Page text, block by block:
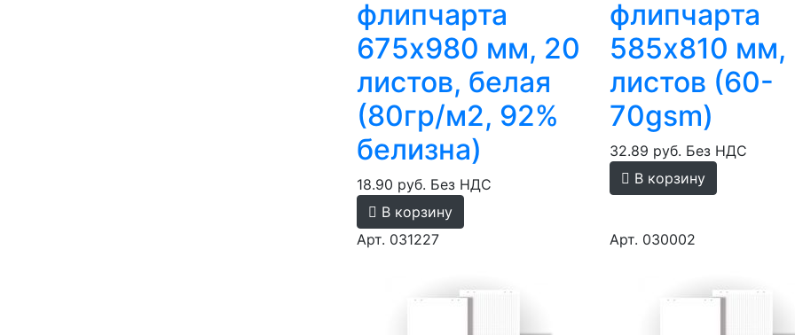
флипчарта
675х980 мм, 20
листов, белая
(80гр/м2, 92%
белизна)
18.90 руб. Без НДС
В корзину
флипчарта
585х810 мм,
листов (60-
70gsm)
32.89 руб. Без НДС
В корзину
Арт. 031227 Арт. 030002